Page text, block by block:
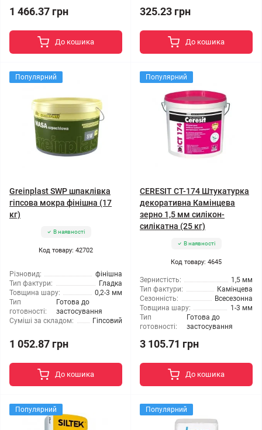
1 466.37 грн
До кошика
325.23 грн
До кошика
Популярний
Greinplast SWP шпаклівка
гіпсова мокра фінішна (17
кг)
В наявності
Код товару: 42702
Різновид:
фінішна
Тип фактури:
Гладка
Товщина шару:
0,2-3 мм
Тип
готовності:
Готова до
застосування
Суміші за складом:
Гіпсовий
1 052.87 грн
До кошика
Популярний
CERESIT CT-174 Штукатурка
декоративна Камінцева
зерно 1,5 мм силікон-
силікатна (25 кг)
В наявності
Код товару: 4645
Зернистість:
1,5 мм
Тип фактури:
Камінцева
Сезонність:
Всесезонна
Товщина шару:
1-3 мм
Тип
готовності:
Готова до
застосування
3 105.71 грн
До кошика
Популярний Популярний